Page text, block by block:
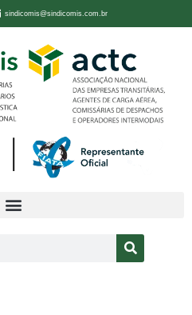
sindicomis@sindicomis.com.br